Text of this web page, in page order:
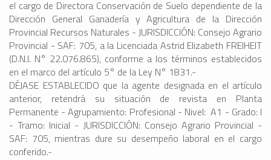
el cargo de Directora Conservación de Suelo dependiente de la
Dirección General Ganadería y Agricultura de la Dirección
Provincial Recursos Naturales - JURISDICCIÓN: Consejo Agrario
Provincial - SAF: 705, a la Licenciada Astrid Elizabeth FREIHEIT
(D.N.I. N° 22.076.865), conforme a los términos establecidos
en el marco del artículo 5° de la Ley N° 1831.-
DÉJASE ESTABLECIDO que la agente designada en el artículo
anterior, retendrá su situación de revista en Planta
Permanente - Agrupamiento: Profesional - Nivel: A1 - Grado: I
- Tramo: Inicial - JURISDICCIÓN: Consejo Agrario Provincial -
SAF: 705, mientras dure su desempeño laboral en el cargo
conferido.-